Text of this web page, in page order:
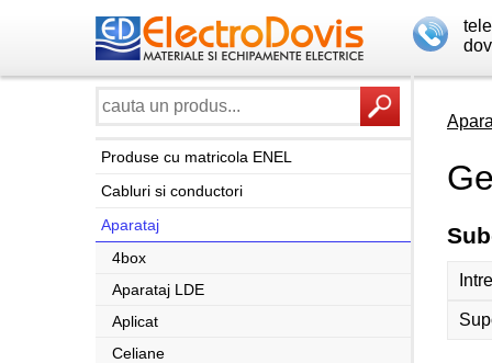
Produse cu matricola ENEL
Cabluri si conductori
Aparataj
4box
Aparataj LDE
Aplicat
Celiane